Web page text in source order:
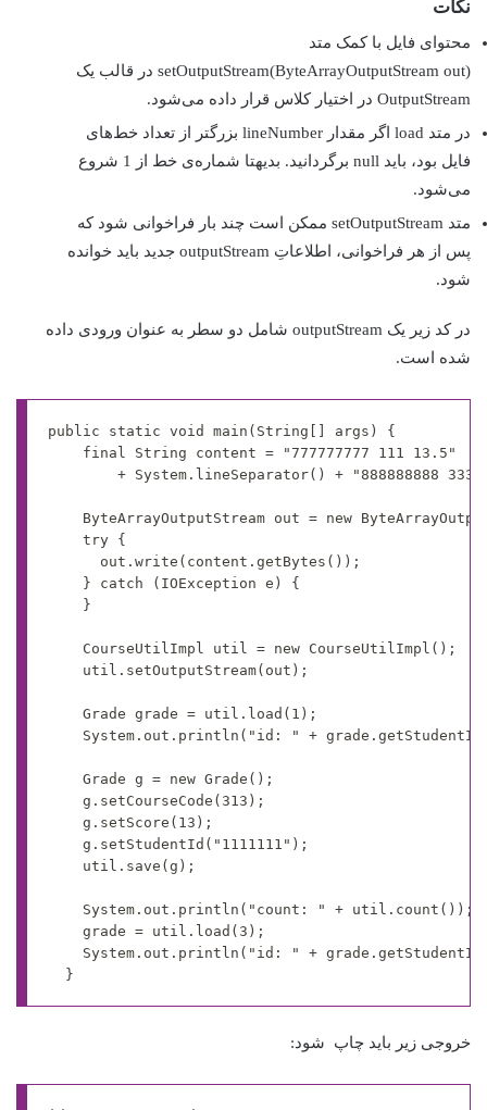
نکات
محتوای فایل با کمک متد
(setOutputStream(ByteArrayOutputStream out در قالب یک
OutputStream در اختیار کلاس قرار داده می‌شود.
در متد load اگر مقدار lineNumber بزرگتر از تعداد خط‌های
فایل بود، باید null برگردانید. بدیهتا شماره‌ی خط از 1 شروع
می‌شود.
متد setOutputStream ممکن است چند بار فراخوانی شود که
پس از هر فراخوانی، اطلاعاتِ outputStream جدید باید خوانده
شود.
در کد زیر یک outputStream شامل دو سطر به عنوان ورودی داده
شده است.
public static void main(String[] args) {
	}
خروجی زیر باید چاپ شود: